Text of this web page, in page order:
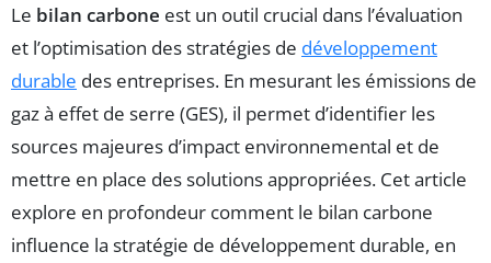
Le bilan carbone est un outil crucial dans l’évaluation
et l’optimisation des stratégies de développement
durable des entreprises. En mesurant les émissions de
gaz à effet de serre (GES), il permet d’identifier les
sources majeures d’impact environnemental et de
mettre en place des solutions appropriées. Cet article
explore en profondeur comment le bilan carbone
influence la stratégie de développement durable, en